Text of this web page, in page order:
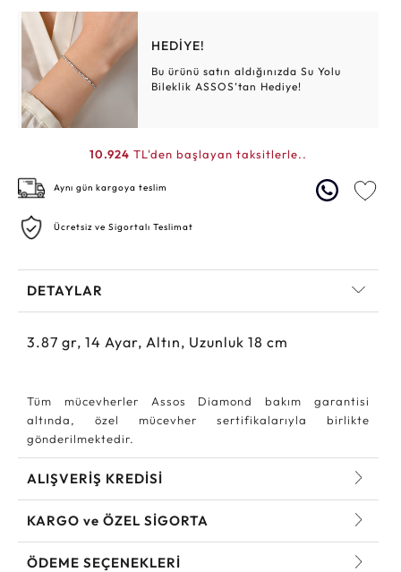
HEDİYE!
Bu ürünü satın aldığınızda Su Yolu
Bileklik ASSOS’tan Hediye!
10.924 TL'den başlayan taksitlerle..
Aynı gün kargoya teslim
Ücretsiz ve Sigortalı Teslimat
DETAYLAR
3.87 gr, 14 Ayar, Altın, Uzunluk 18 cm
Tüm mücevherler Assos Diamond bakım garantisi
altında, özel mücevher sertifikalarıyla birlikte
gönderilmektedir.
ALIŞVERİŞ KREDİSİ
KARGO ve ÖZEL SİGORTA
ÖDEME SEÇENEKLERİ